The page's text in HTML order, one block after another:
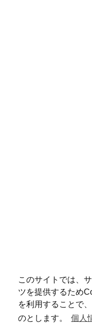
このサイトでは、
ツを提供するため
を利用することで
のとします。
個人